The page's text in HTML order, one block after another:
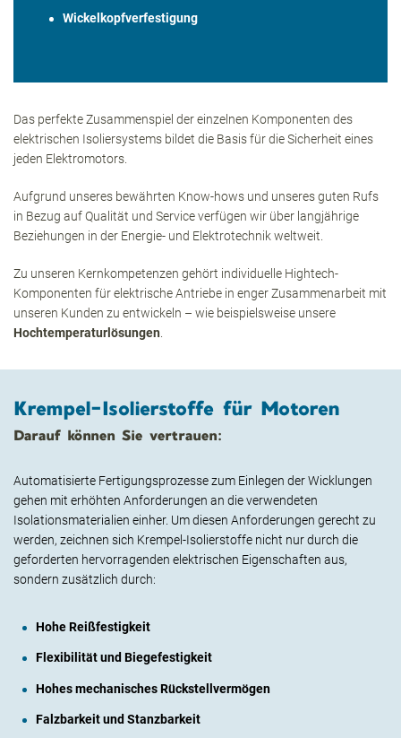
Wickelkopfverfestigung
Das perfekte Zusammenspiel der einzelnen Komponenten des
elektrischen Isoliersystems bildet die Basis für die Sicherheit eines
jeden Elektromotors.
Aufgrund unseres bewährten Know-hows und unseres guten Rufs
in Bezug auf Qualität und Service verfügen wir über langjährige
Beziehungen in der Energie- und Elektrotechnik weltweit.
Zu unseren Kernkompetenzen gehört individuelle Hightech-
Komponenten für elektrische Antriebe in enger Zusammenarbeit mit
unseren Kunden zu entwickeln – wie beispielsweise unsere
Hochtemperaturlösungen
Krempel-Isolierstoffe für Motoren
Darauf können Sie vertrauen:
Automatisierte Fertigungsprozesse zum Einlegen der Wicklungen
gehen mit erhöhten Anforderungen an die verwendeten
Isolationsmaterialien einher. Um diesen Anforderungen gerecht zu
werden, zeichnen sich Krempel-Isolierstoffe nicht nur durch die
geforderten hervorragenden elektrischen Eigenschaften aus,
sondern zusätzlich durch:
Hohe Reißfestigkeit
Flexibilität und Biegefestigkeit
Hohes mechanisches Rückstellvermögen
Falzbarkeit und Stanzbarkeit